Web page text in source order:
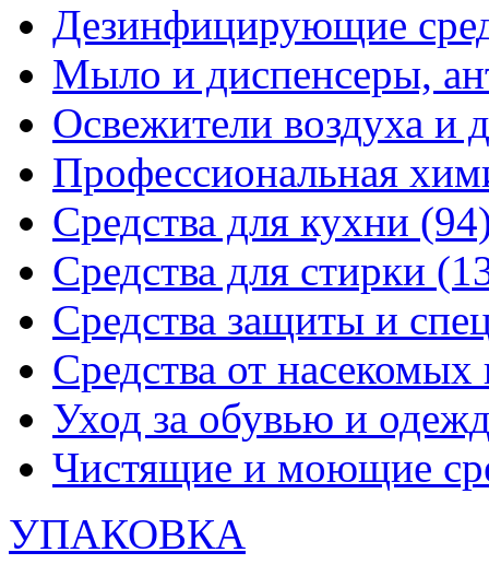
Дезинфицирующие
Мыло и диспенсеры,
Освежители воздуха и
Профессиональная
Средства для кухни
Средства для стирки
Средства защиты и
Средства от
Уход за обувью и
Чистящие и моющие
УПАКОВКА